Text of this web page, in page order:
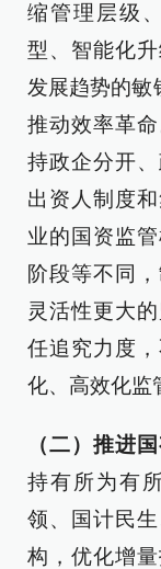
缩管理层级
型、智能化
发展趋势的敏
推动效率革
持政企分开
出资人制度
业的国资监
阶段等不同
灵活性更大
任追究力度
化、高效化监
（二）推进
持有所为有
领、国计民
构，优化增